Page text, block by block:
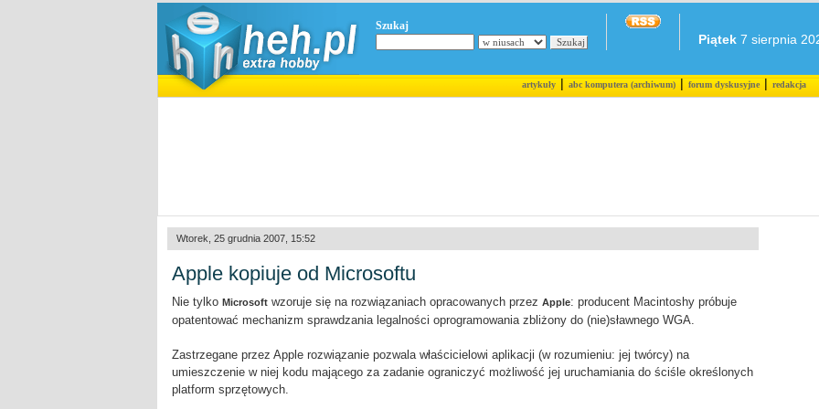
Szukaj
Piątek 7 sierpnia
artykuły|abc komputera (archiwum)|forum dyskusyjne|redakcja
Wtorek, 25 grudnia 2007, 15:52
Apple kopiuje od Microsoftu
Nie tylko Microsoft wzoruje się na rozwiązaniach opracowanych przez Apple: producent Macintoshy próbuje
opatentować mechanizm sprawdzania legalności oprogramowania zbliżony do (nie)sławnego WGA.
Zastrzegane przez Apple rozwiązanie pozwala właścicielowi aplikacji (w rozumieniu: jej twórcy) na
umieszczenie w niej kodu mającego za zadanie ograniczyć możliwość jej uruchamiania do ściśle określonych
platform sprzętowych.